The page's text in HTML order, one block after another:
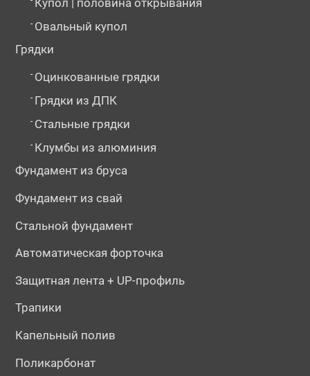
- Овальный купол
Грядки
- Оцинкованные грядки
- Грядки из ДПК
- Стальные грядки
- Клумбы из алюминия
Фундамент из бруса
Фундамент из свай
Стальной фундамент
Автоматическая форточка
Защитная лента + UP-профиль
Трапики
Капельный полив
Поликарбонат